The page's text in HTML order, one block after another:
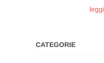
CATEGORIE